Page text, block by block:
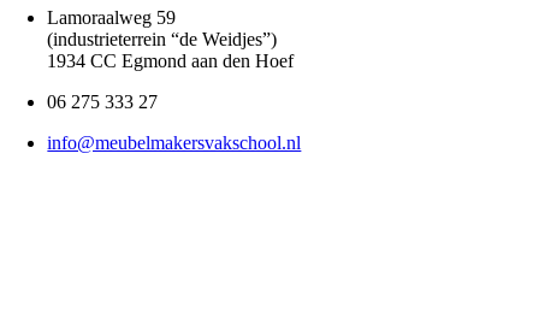
Lamoraalweg 59
(industrieterrein “de Weidjes”)
1934 CC Egmond aan den Hoef
06 275 333 27
info@meubelmakersvakschool.nl